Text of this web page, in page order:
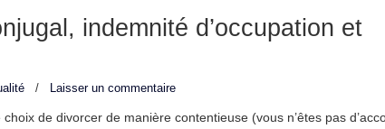
indemnité d’occupation et
/ Laisser un commentaire
de divorcer de manière contentieuse (vous n’êtes pas